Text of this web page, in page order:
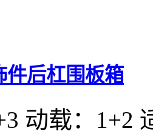
件后杠围板箱
动载：